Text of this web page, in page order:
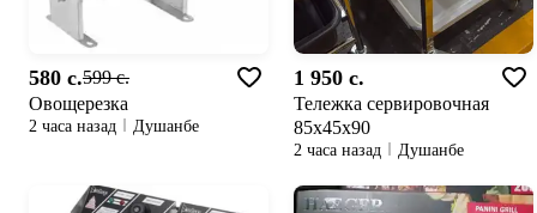
580 c.599 c.
Овощерезка
2 часа назад Душанбе
1 950 c.
Тележка сервировочная
85х45х90
2 часа назад Душанбе